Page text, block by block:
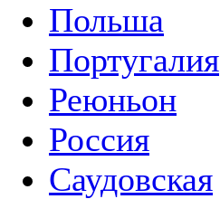
Польша
Португалия
Реюньон
Россия
Саудовская